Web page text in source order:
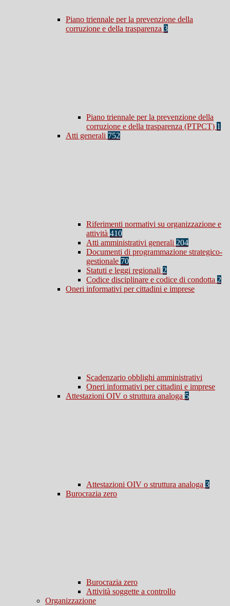
Piano triennale per la prevenzione della
corruzione e della trasparenza 3
Piano triennale per la prevenzione della
corruzione e della trasparenza (PTPCT) 1
Atti generali 752
Riferimenti normativi su organizzazione e
attività 410
Atti amministrativi generali 204
Documenti di programmazione strategico-
gestionale 70
Statuti e leggi regionali 2
Codice disciplinare e codice di condotta 2
Oneri informativi per cittadini e imprese
Scadenzario obblighi amministrativi
Oneri informativi per cittadini e imprese
Attestazioni OIV o struttura analoga 5
Attestazioni OIV o struttura analoga 3
Burocrazia zero
Burocrazia zero
Attività soggette a controllo
Organizzazione